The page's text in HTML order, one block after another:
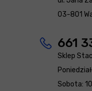
03-801
661
Sklep
Sobota: